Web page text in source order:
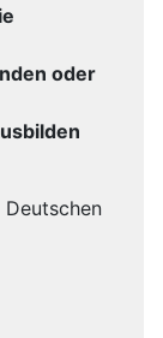
oder